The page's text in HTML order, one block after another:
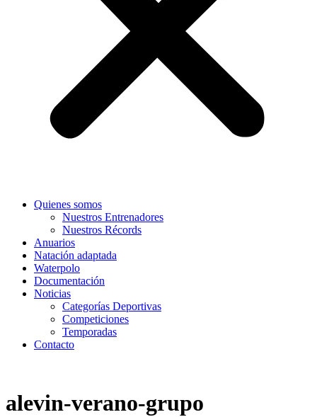
Quienes somos
Nuestros Entrenadores
Nuestros Récords
Anuarios
Natación adaptada
Waterpolo
Documentación
Noticias
Categorías Deportivas
Competiciones
Temporadas
Contacto
alevin-verano-grupo